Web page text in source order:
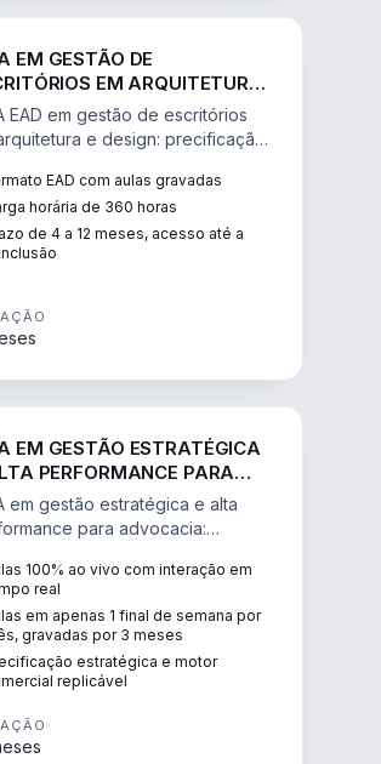
EM GESTÃO DE
EM ARQUITETURA
EAD em gestão de escritórios
e design: precificação,
de equipes criativas.
EAD com aulas gravadas
horária de 360 horas
de 4 a 12 meses, acesso até a
EM GESTÃO ESTRATÉGICA
PERFORMANCE PARA
em gestão estratégica e alta
para advocacia:
lucrativo e bem
100% ao vivo com interação em
real
em apenas 1 final de semana por
gravadas por 3 meses
estratégica e motor
replicável